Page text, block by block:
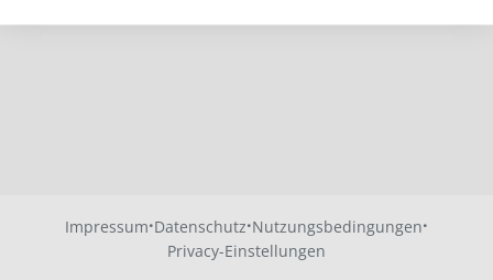
Impressum·Datenschutz·Nutzungsbedingungen·
Privacy-Einstellungen